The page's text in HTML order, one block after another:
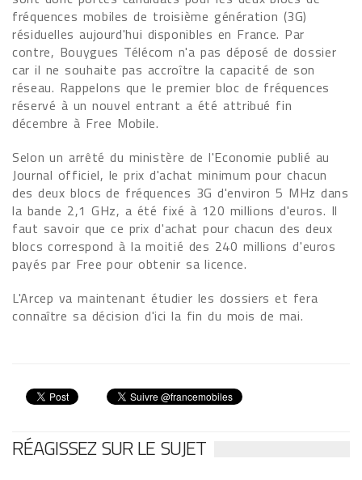
fréquences mobiles de troisième génération (3G)
résiduelles aujourd'hui disponibles en France. Par
contre, Bouygues Télécom n'a pas déposé de dossier
car il ne souhaite pas accroître la capacité de son
réseau. Rappelons que le premier bloc de fréquences
réservé à un nouvel entrant a été attribué fin
décembre à Free Mobile.
Selon un arrêté du ministère de l'Economie publié au
Journal officiel, le prix d'achat minimum pour chacun
des deux blocs de fréquences 3G d'environ 5 MHz dans
la bande 2,1 GHz, a été fixé à 120 millions d'euros. Il
faut savoir que ce prix d'achat pour chacun des deux
blocs correspond à la moitié des 240 millions d'euros
payés par Free pour obtenir sa licence.
L'Arcep va maintenant étudier les dossiers et fera
connaître sa décision d'ici la fin du mois de mai.
RÉAGISSEZ SUR LE SUJET